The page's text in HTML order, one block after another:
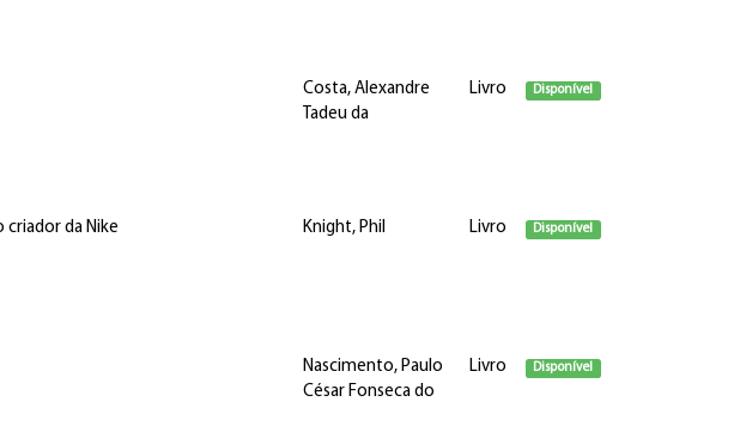
Costa, Alexandre
Tadeu da
Livro Disponível
criador da Nike Knight, Phil Livro Disponível
Nascimento, Paulo
César Fonseca do
Livro Disponível